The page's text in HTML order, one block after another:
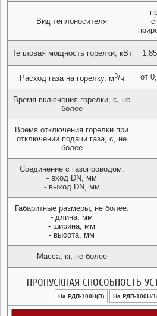
Вид теплоносителя
Тепловая мощность горелки, кВт 1,85
Расход газа на горелку, м3/ч от
Время включения горелки, с, не
более
Время отключения горелки при
отключении подачи газа, с, не
более
Соединение с газопроводом:
- вход DN, мм
- выход DN, мм
Габаритные размеры, не более:
- длина, мм
- ширина, мм
- высота, мм
Масса, кг, не более
ПРОПУСКНАЯ СПОСОБНОСТЬ
На РДП-100Н(В) На РДП-100Н/